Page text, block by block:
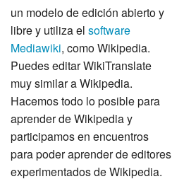
un modelo de edición abierto y
libre y utiliza el software
Mediawiki , como Wikipedia.
Puedes editar WikiTranslate
muy similar a Wikipedia.
Hacemos todo lo posible para
aprender de Wikipedia y
participamos en encuentros
para poder aprender de editores
experimentados de Wikipedia.